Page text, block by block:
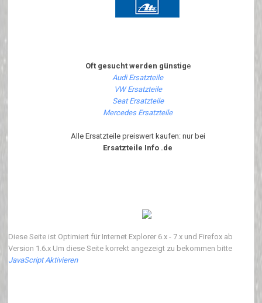
Oft gesucht werden günstige
Audi Ersatzteile
VW Ersatzteile
Seat Ersatzteile
Mercedes Ersatzteile
Alle Ersatzteile preiswert kaufen: nur bei
Ersatzteile Info .de
Diese Seite ist Optimiert für Internet Explorer 6.x - 7.x und Firefox ab
Version 1.6.x Um diese Seite korrekt angezeigt zu bekommen bitte
JavaScript Aktivieren